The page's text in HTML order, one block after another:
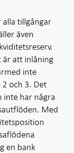
tillgångar
även
är att inlåning
inte
och 3. Det
inte har några
Med
en bank